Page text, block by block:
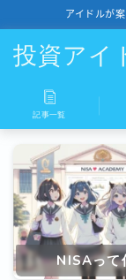
アイドルが
投資アイ
記事一覧
NISAとは
投資の始め方
おすすめ書籍
記事一覧
NISAって